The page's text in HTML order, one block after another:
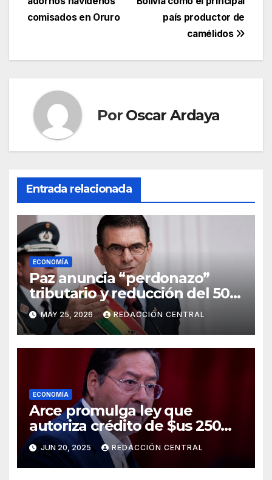
entradas
país productor de
camélidos
comisados en Oruro
Por Oscar Ardaya
Entrada relacionada
ECONOMÍA
Paz anuncia “perdonazo”
tributario y reducción del 50%
al salario del Presidente y
ministros
MAY 25, 2026 REDACCIÓN CENTRAL
ECONOMÍA
Arce promulga ley que
autoriza crédito de $us 250
millones del BID para
emergencias
JUN 20, 2025 REDACCIÓN CENTRAL